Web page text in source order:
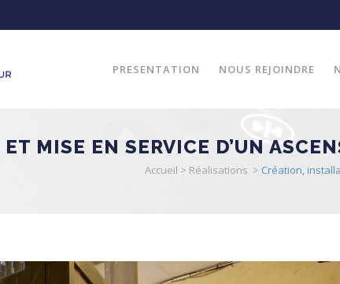
PRESENTATION NOUS REJOINDRE
MISE EN SERVICE D’UN
Accueil > Réalisations > Création,